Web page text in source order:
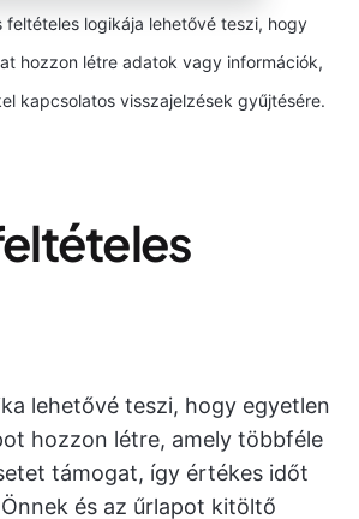
feltételes logikája lehetővé teszi, hogy
hozzon létre adatok vagy információk,
kapcsolatos visszajelzések gyűjtésére.
lehetővé teszi, hogy egyetlen
hozzon létre, amely többféle
támogat, így értékes időt
és az űrlapot kitöltő